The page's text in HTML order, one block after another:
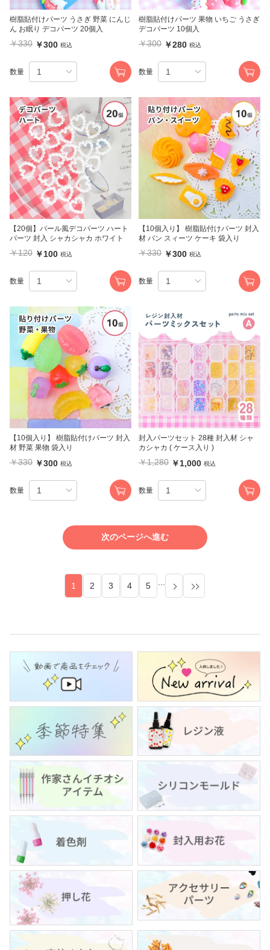
樹脂貼付けパーツ うさぎ 野菜 にんじ
ん お眠り デコパーツ 20個入
￥330 ￥300 税込
数量
樹脂貼付けパーツ 果物 いちご うさぎ
デコパーツ 10個入
￥300 ￥280 税込
数量
【20個】パール風デコパーツ ハート
パーツ 封入 シャカシャカ ホワイト
￥120 ￥100 税込
数量
【10個入り】 樹脂貼付けパーツ 封入
材 パン スィーツ ケーキ 袋入り
￥330 ￥300 税込
数量
【10個入り】 樹脂貼付けパーツ 封入
材 野菜 果物 袋入り
￥330 ￥300 税込
数量
封入パーツセット 28種 封入材 シャ
カシャカ ( ケース入り )
￥1,280 ￥1,000 税込
数量
次のページへ進む
1 2 3 4 5